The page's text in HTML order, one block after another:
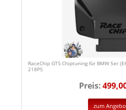
RaceChip GTS Chiptuning für BMW 5er
218PS
Preis:
zum